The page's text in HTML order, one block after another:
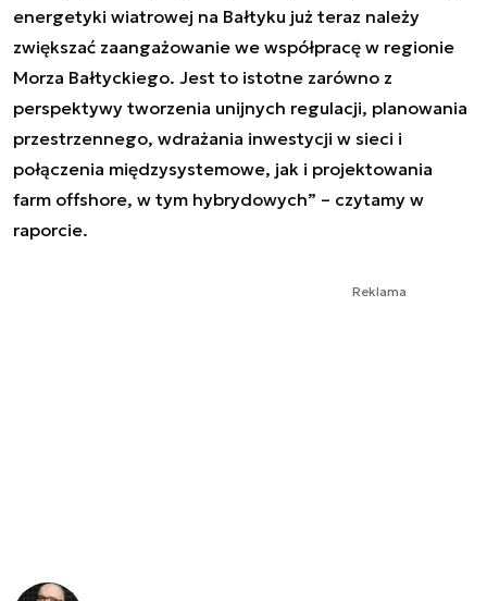
energetyki wiatrowej na Bałtyku już teraz należy
zwiększać zaangażowanie we współpracę w regionie
Morza Bałtyckiego. Jest to istotne zarówno z
perspektywy tworzenia unijnych regulacji, planowania
przestrzennego, wdrażania inwestycji w sieci i
połączenia międzysystemowe, jak i projektowania
farm offshore, w tym hybrydowych” – czytamy w
raporcie.
Reklama